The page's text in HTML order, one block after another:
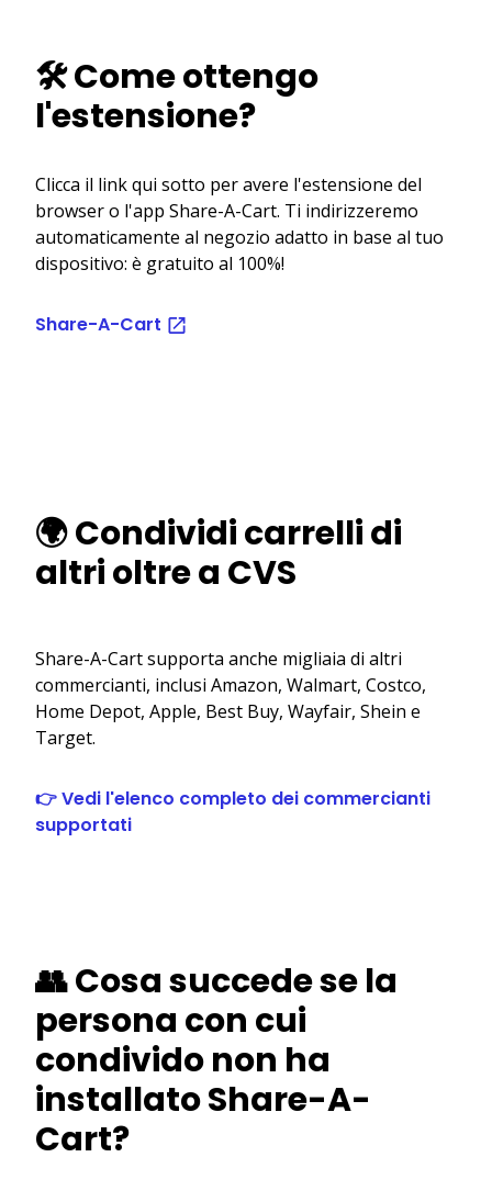
🛠️ Come ottengo
l'estensione?
Clicca il link qui sotto per avere l'estensione del
browser o l'app Share-A-Cart. Ti indirizzeremo
automaticamente al negozio adatto in base al tuo
dispositivo: è gratuito al 100%!
Share-A-Cart
🌍 Condividi carrelli di
altri oltre a CVS
Share-A-Cart supporta anche migliaia di altri
commercianti, inclusi Amazon, Walmart, Costco,
Home Depot, Apple, Best Buy, Wayfair, Shein e
Target.
👉 Vedi l'elenco completo dei commercianti
supportati
👥 Cosa succede se la
persona con cui
condivido non ha
installato Share-A-
Cart?